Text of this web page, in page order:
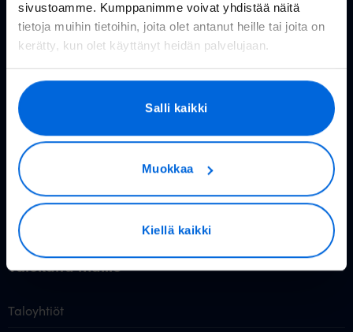
sivustoamme. Kumppanimme voivat yhdistää näitä
tietoja muihin tietoihin, joita olet antanut heille tai joita on
kerätty, kun olet käyttänyt heidän palvelujaan.
Salli kaikki
Muokkaa
Kiellä kaikki
Valokuitu kuluttajille
Valokuitu kotiin
Reitittimet
Valoo TV
Hinnasto
Tietoa valokuidusta
Valokuitu muille
Taloyhtiöt